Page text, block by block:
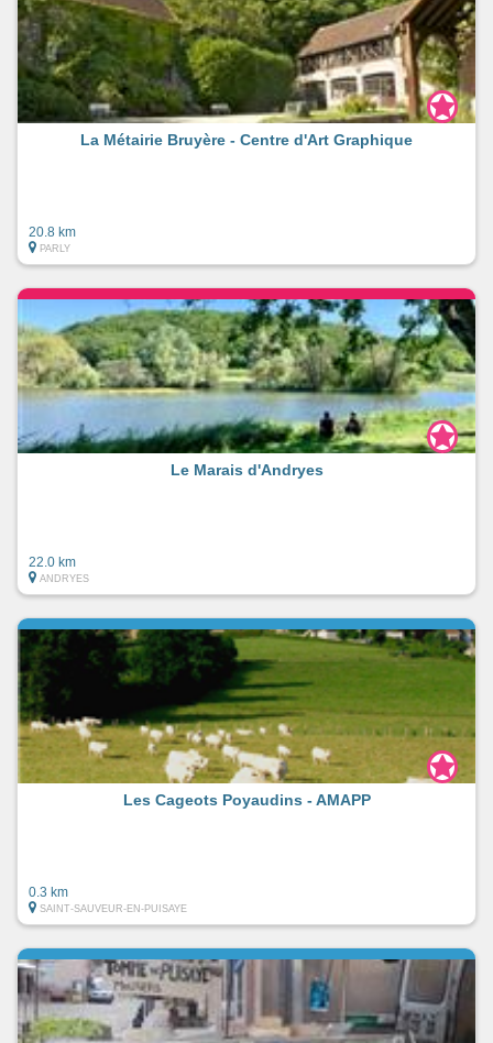
La Métairie Bruyère - Centre d'Art Graphique
20.8 km
PARLY
Le Marais d'Andryes
22.0 km
ANDRYES
Les Cageots Poyaudins - AMAPP
0.3 km
SAINT-SAUVEUR-EN-PUISAYE